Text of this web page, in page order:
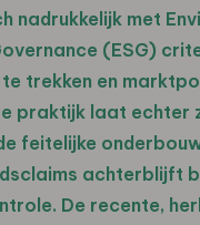
nadrukkelijk met
(ESG)
trekken en
praktijk laat echter
feitelijke
achterblijft
De recente,